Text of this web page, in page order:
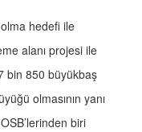
hedefi ile
alanı projesi ile
bin 850 büyükbaş
olmasının yanı
biri